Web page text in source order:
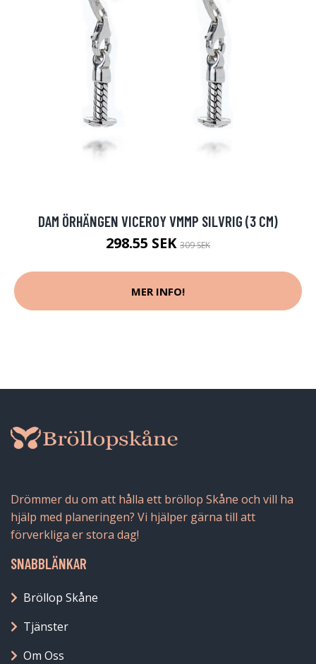
DAM ÖRHÄNGEN VICEROY VMMP SILVRIG (3 CM)
298.55 SEK 309 SEK
MER INFO!
Drömmer du om att hålla ett bröllop Skåne och vill ha
hjälp med planeringen? Vi hjälper gärna till att
förverkliga er stora dag!
SNABBLÄNKAR
Bröllop Skåne
Tjänster
Om Oss